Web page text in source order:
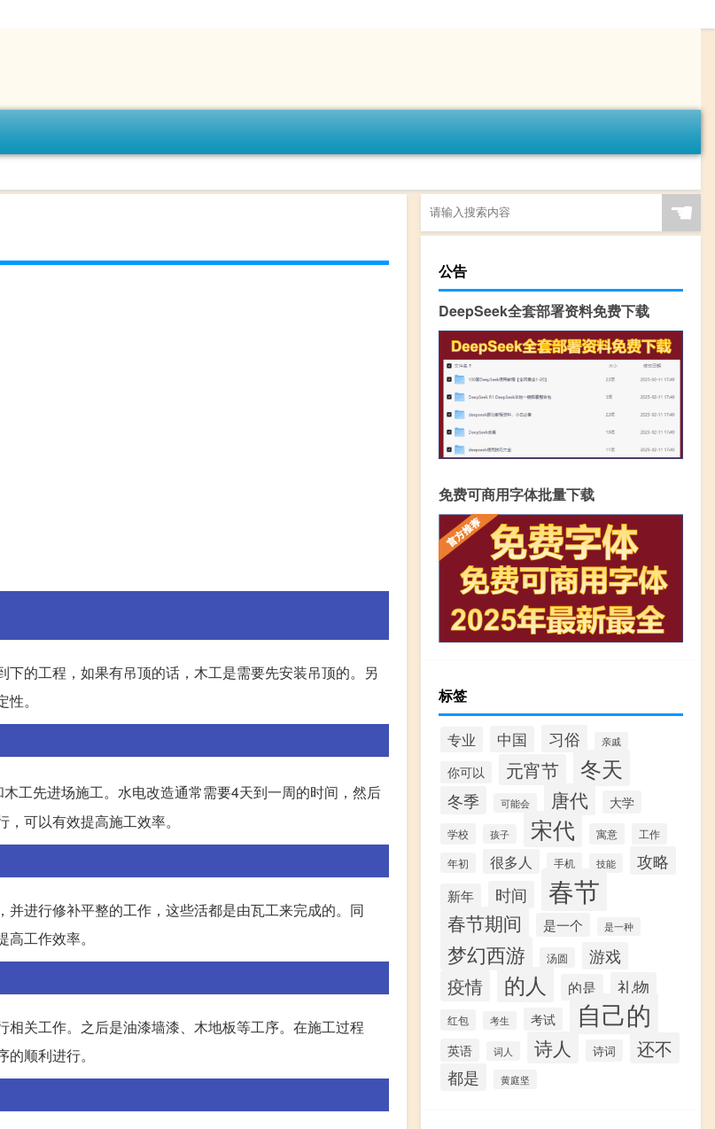
的工程，如果有吊顶的话，木工是需要先安装吊顶的。另
。
木工先进场施工。水电改造通常需要4天到一周的时间，然后
可以有效提高施工效率。
进行修补平整的工作，这些活都是由瓦工来完成的。同
工作效率。
关工作。之后是油漆墙漆、木地板等工序。在施工过程
顺利进行。
☚
公告
DeepSeek全套部署资料免费下载
免费可商用字体批量下载
标签
专业 中国 习俗 亲戚
你可以 元宵节 冬天
冬季 可能会 唐代 大学
学校 孩子 宋代 寓意 工作
年初 很多人 手机 技能 攻略
新年 时间 春节
春节期间 是一个 是一种
梦幻西游 汤圆 游戏
疫情 的人 的是 礼物
红包 考生 考试 自己的
英语 词人 诗人 诗词 还不
都是 黄庭坚